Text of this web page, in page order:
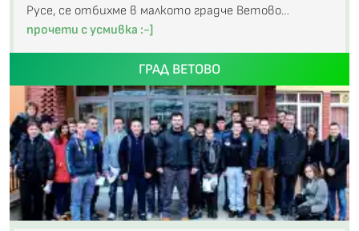
Русе, се отбихме в малкото градче Ветово…
прочети с усмивка :-]
ГРАД ВЕТОВО